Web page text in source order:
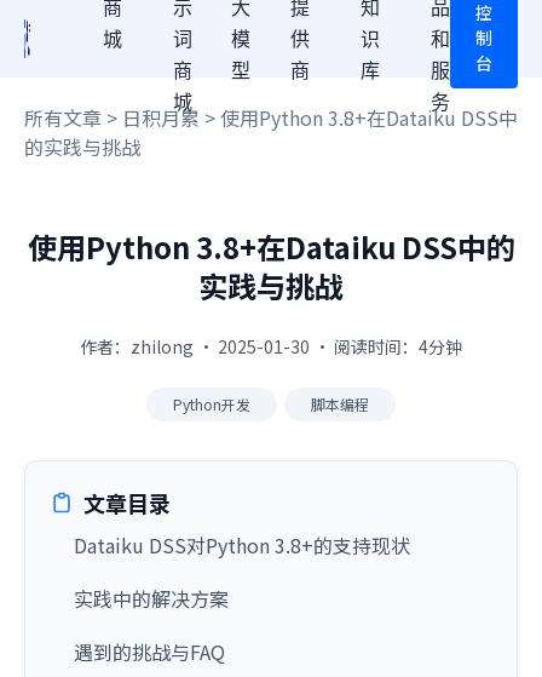
商
城
示
词
商
城
大
模
型
提
供
商
知
识
库
品
和
服
务
控
制
台
所有文章 > 日积月累 > 使用Python 3.8+在Dataiku DSS中
的实践与挑战
使用Python 3.8+在Dataiku DSS中的
实践与挑战
作者：zhilong · 2025-01-30 · 阅读时间：4分钟
Python开发 脚本编程
文章目录
Dataiku DSS对Python 3.8+的支持现状
实践中的解决方案
遇到的挑战与FAQ